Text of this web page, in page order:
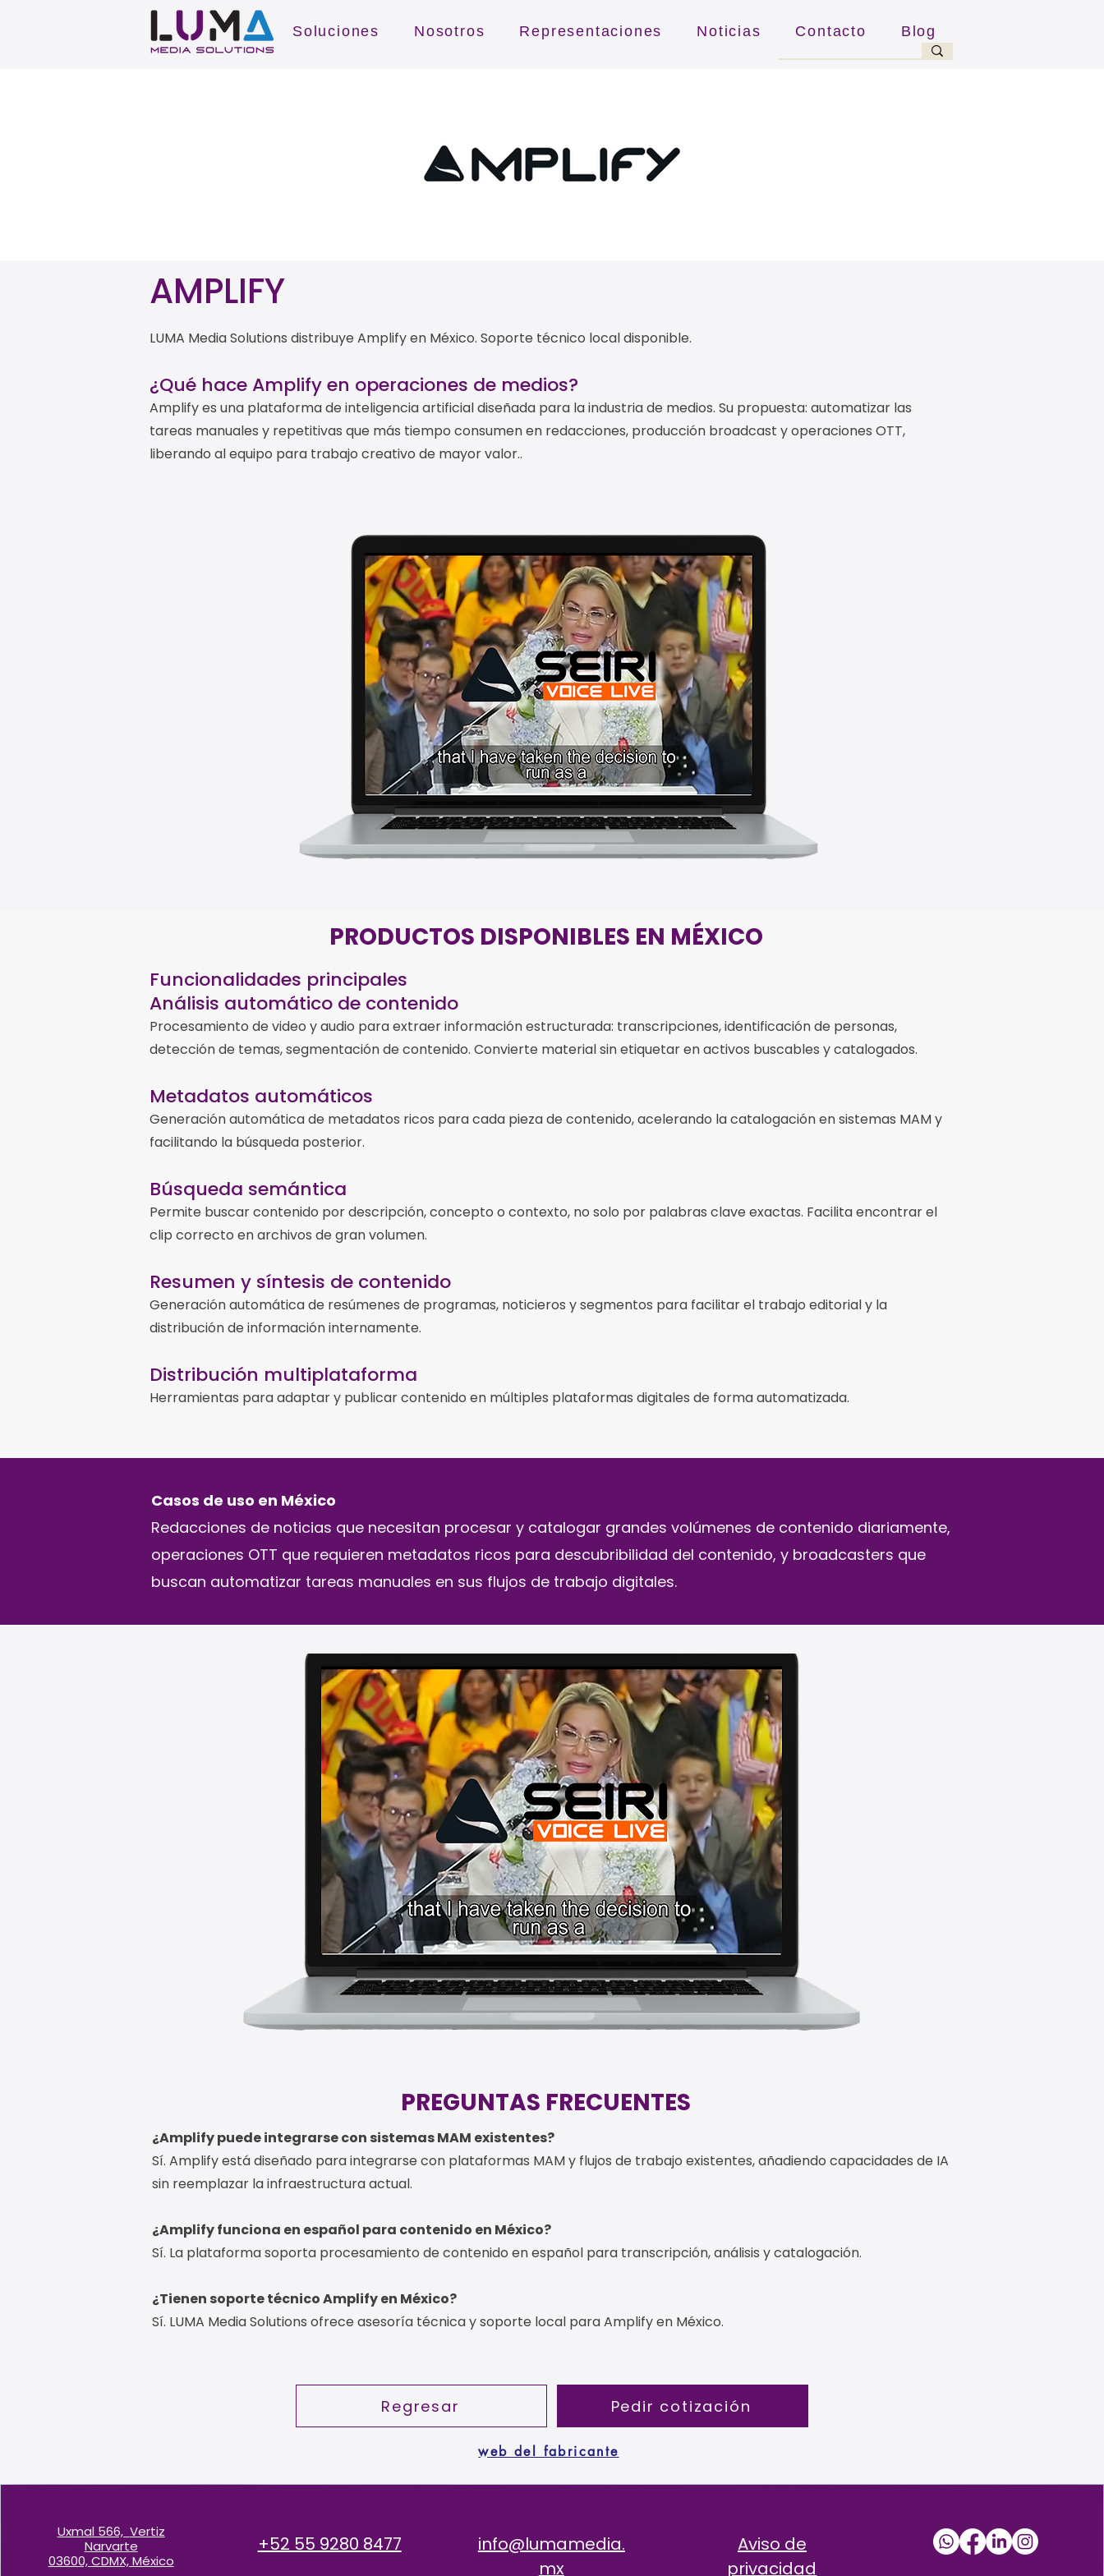
Soluciones Nosotros Representaciones Noticias Contacto Blog
AMPLIFY
LUMA Media Solutions distribuye Amplify en México. Soporte técnico local disponible.
¿Qué hace Amplify en operaciones de medios?
Amplify es una plataforma de inteligencia artificial diseñada para la industria de medios. Su propuesta: automatizar las
tareas manuales y repetitivas que más tiempo consumen en redacciones, producción broadcast y operaciones OTT,
liberando al equipo para trabajo creativo de mayor valor..
PRODUCTOS DISPONIBLES EN MÉXICO
Funcionalidades principales
Análisis automático de contenido
Procesamiento de video y audio para extraer información estructurada: transcripciones, identificación de personas,
detección de temas, segmentación de contenido. Convierte material sin etiquetar en activos buscables y catalogados.
Metadatos automáticos
Generación automática de metadatos ricos para cada pieza de contenido, acelerando la catalogación en sistemas MAM y
facilitando la búsqueda posterior.
Búsqueda semántica
Permite buscar contenido por descripción, concepto o contexto, no solo por palabras clave exactas. Facilita encontrar el
clip correcto en archivos de gran volumen.
Resumen y síntesis de contenido
Generación automática de resúmenes de programas, noticieros y segmentos para facilitar el trabajo editorial y la
distribución de información internamente.
Distribución multiplataforma
Herramientas para adaptar y publicar contenido en múltiples plataformas digitales de forma automatizada.
Casos de uso en México
Redacciones de noticias que necesitan procesar y catalogar grandes volúmenes de contenido diariamente,
operaciones OTT que requieren metadatos ricos para descubribilidad del contenido, y broadcasters que
buscan automatizar tareas manuales en sus flujos de trabajo digitales.
PREGUNTAS FRECUENTES
¿Amplify puede integrarse con sistemas MAM existentes?
Sí. Amplify está diseñado para integrarse con plataformas MAM y flujos de trabajo existentes, añadiendo capacidades de IA
sin reemplazar la infraestructura actual.
¿Amplify funciona en español para contenido en México?
Sí. La plataforma soporta procesamiento de contenido en español para transcripción, análisis y catalogación.
¿Tienen soporte técnico Amplify en México?
Sí. LUMA Media Solutions ofrece asesoría técnica y soporte local para Amplify en México.
Regresar Pedir cotización
web del fabricante
Uxmal 566, Vertiz
Narvarte
03600,CDMX, México
+52 55 9280 8477
info@lumamedia.
mx
Aviso de
privacidad